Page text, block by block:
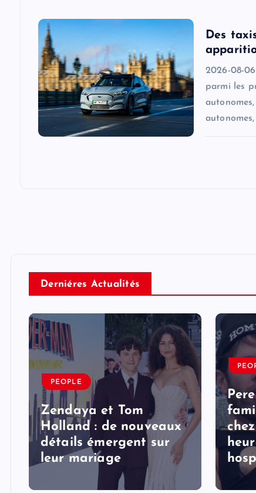
Des
2026-08-
parmi les
Derniéres Actualités
PEOPLE
Zendaya et Tom
Holland : de nouveaux
détails émergent sur
leur mariage